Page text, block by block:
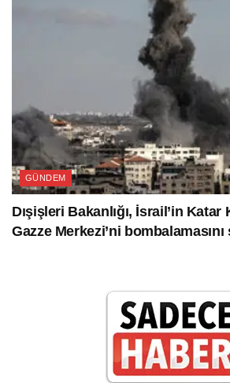
GÜNDEM
Dışişleri Bakanlığı, İsrail’in Katar
Gazze Merkezi’ni bombalamasını